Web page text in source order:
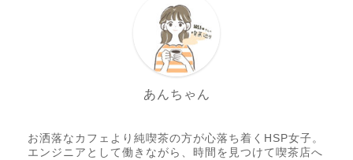
あんちゃん
お洒落なカフェより純喫茶の方が心落ち着くHSP女子。
エンジニアとして働きながら、時間を見つけて喫茶店へ